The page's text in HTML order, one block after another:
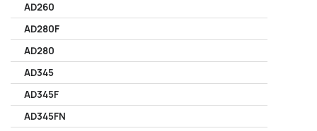
AD260
AD280F
AD280
AD345
AD345F
AD345FN